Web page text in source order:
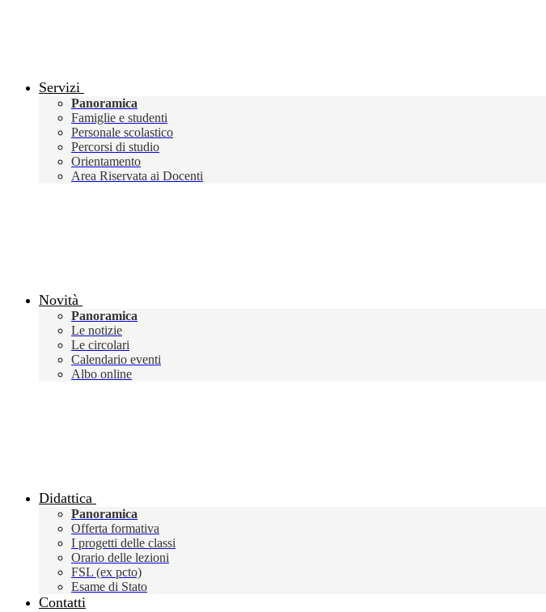
Servizi
Panoramica
Famiglie e studenti
Personale scolastico
Percorsi di studio
Orientamento
Area Riservata ai Docenti
Novità
Panoramica
Le notizie
Le circolari
Calendario eventi
Albo online
Didattica
Panoramica
Offerta formativa
I progetti delle classi
Orario delle lezioni
FSL (ex pcto)
Esame di Stato
Contatti